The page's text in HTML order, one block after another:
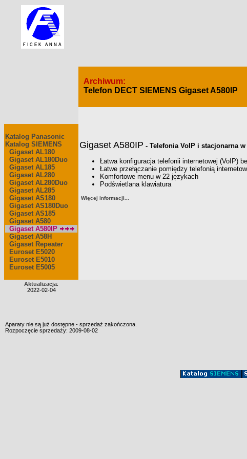
Archiwum:
Telefon DECT SIEMENS Gigaset A580IP
Katalog Panasonic
Katalog SIEMENS
Gigaset AL180
Gigaset AL180Duo
Gigaset AL185
Gigaset AL280
Gigaset AL280Duo
Gigaset AL285
Gigaset AS180
Gigaset AS180Duo
Gigaset AS185
Gigaset A580
Gigaset A580IP
Gigaset A58H
Gigaset Repeater
Euroset E5020
Euroset E5010
Euroset E5005
Gigaset A580IP - Telefonia VoIP i stacjonarna
Łatwa konfiguracja telefonii internetowej (VoIP)
Łatwe przełączanie pomiędzy telefonią
Komfortowe menu w 22 językach
Podświetlana klawiatura
Więcej informacji...
Aktualizacja:
2022-02-04
Aparaty nie są już dostępne - sprzedaż zakończona.
Rozpoczęcie sprzedaży: 2009-08-02